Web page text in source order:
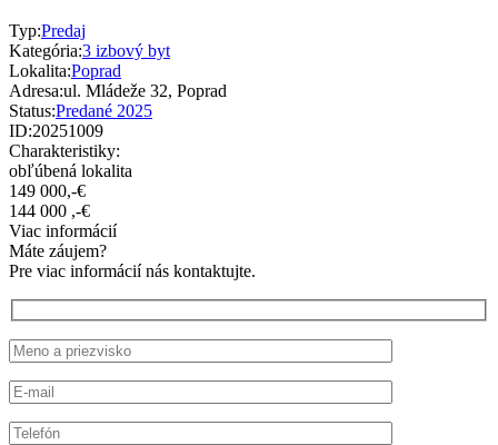
Typ:Predaj
Kategória:3 izbový byt
Lokalita:Poprad
Adresa:ul. Mládeže 32, Poprad
Status:Predané 2025
ID:20251009
Charakteristiky:
obľúbená lokalita
149 000,-€
144 000 ,-€
Viac informácií
Máte záujem?
Pre viac informácií nás kontaktujte.